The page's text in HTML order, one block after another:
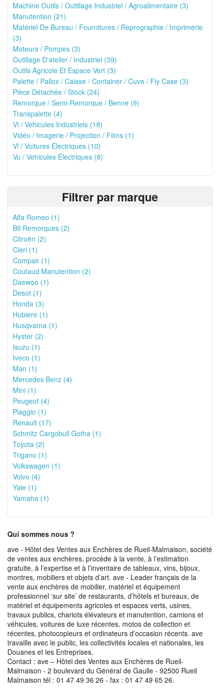
Machine Outils / Outillage Industriel / Agroalimentaire (3)
Manutention (21)
Matériel De Bureau / Fournitures / Reprographie / Imprimerie
(3)
Moteurs / Pompes (3)
Outillage D'atelier / Industriel (39)
Outils Agricole Et Espace Vert (3)
Palette / Pallox / Caisse / Container / Cuve / Fly Case (3)
Pièce Détachée / Stock (24)
Remorque / Semi-Remorque / Benne (9)
Transpalette (4)
Vi / Vehicules Industriels (18)
Vidéo / Imagerie / Projection / Films (1)
Vl / Voitures Électriques (10)
Vu / Vehicules Électriques (8)
Filtrer par marque
Alfa Romeo (1)
Btl Remorques (2)
Citroën (2)
Cleri (1)
Compair (1)
Coutaud Manutention (2)
Daewoo (1)
Desot (1)
Honda (3)
Hubiere (1)
Husqvarna (1)
Hyster (2)
Isuzu (1)
Iveco (1)
Man (1)
Mercedes Benz (4)
Mini (1)
Peugeot (4)
Piaggio (1)
Renault (17)
Schmitz Cargobull Gotha (1)
Toyota (2)
Trigano (1)
Volkswagen (1)
Volvo (4)
Yale (1)
Yamaha (1)
Qui sommes nous ?
ave - Hôtel des Ventes aux Enchères de Rueil-Malmaison, société
de ventes aux enchères, procède à la vente, à l’estimation
gratuite, à l’expertise et à l’inventaire de tableaux, vins, bijoux,
montres, mobiliers et objets d’art. ave - Leader français de la
vente aux enchères de mobilier, matériel et équipement
professionnel ‘sur site’ de restaurants, d’hôtels et bureaux, de
matériel et équipements agricoles et espaces verts, usines,
travaux publics, chariots élévateurs et manutention, camions et
véhicules, voitures de luxe récentes, motos de collection et
récentes, photocopieurs et ordinateurs d’occasion récents. ave
travaille avec le public, les collectivités locales et nationales, les
Douanes et les Entreprises.
Contact : ave – Hôtel des Ventes aux Enchères de Rueil-
Malmaison - 2 boulevard du Général de Gaulle - 92500 Rueil
Malmaison tél : 01 47 49 36 26 - fax : 01 47 49 65 26.